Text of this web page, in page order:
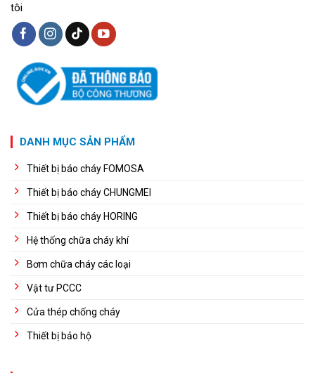
tôi
DANH MỤC SẢN PHẨM
Thiết bị báo cháy FOMOSA
Thiết bị báo cháy CHUNGMEI
Thiết bị báo cháy HORING
Hệ thống chữa cháy khí
Bơm chữa cháy các loại
Vật tư PCCC
Cửa thép chống cháy
Thiết bị bảo hộ